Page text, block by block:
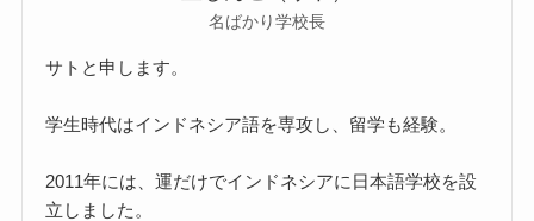
名ばかり学校長
サトと申します。
学生時代はインドネシア語を専攻し、留学も経験。
2011年には、運だけでインドネシアに日本語学校を設
立しました。